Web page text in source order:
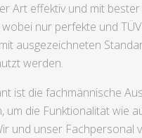
Art effektiv und mit
nur perfekte und
ausgezeichneten
werden.
ist die fachmännische
um die Funktionalität wie
und unser Fachpersonal